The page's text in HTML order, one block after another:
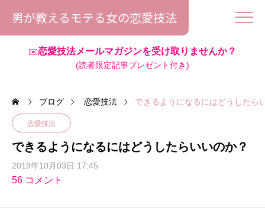
男が教えるモテる女の恋愛技法
✉️恋愛技法メールマガジンを受け取りませんか？
(読者限定記事プレゼント付き)
ブログ 恋愛技法 できるようになるにはどうしたら
恋愛技法
できるようになるにはどうしたらいいのか？
2019年10月03日 17:45
56 コメント